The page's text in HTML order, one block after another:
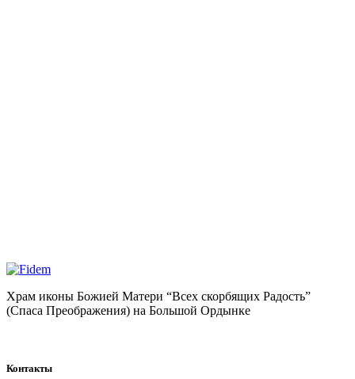
Храм иконы Божией Матери “Всех скорбящих Радость”
(Спаса Преображения) на Большой Ордынке
Контакты